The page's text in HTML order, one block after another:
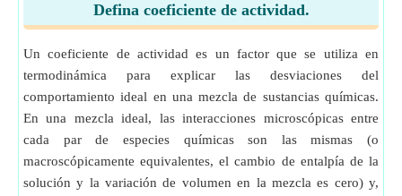
Defina coeficiente de actividad.
Un coeficiente de actividad es un factor que se utiliza en
termodinámica para explicar las desviaciones del
comportamiento ideal en una mezcla de sustancias químicas.
En una mezcla ideal, las interacciones microscópicas entre
cada par de especies químicas son las mismas (o
macroscópicamente equivalentes, el cambio de entalpía de la
solución y la variación de volumen en la mezcla es cero) y,